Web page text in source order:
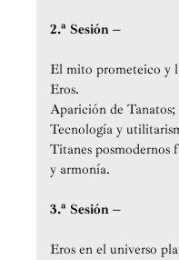
2.ª Sesión –
El mito prometeico y
Eros.
Aparición de
Tecnología y
Titanes
y armonía.
3.ª Sesión –
Eros en el universo